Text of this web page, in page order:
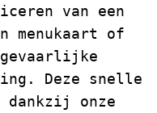
van een
menukaart of
gevaarlijke
Deze snelle
onze